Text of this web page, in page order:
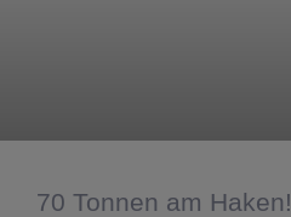
70 Tonnen am Haken!